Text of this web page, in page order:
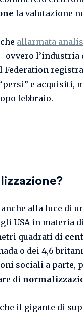
la valutazione
allarmata
ovvero l’industria
Federation
e acquisiti,
febbraio.
alla luce di
USA in materia
quadrati di
o dei 4,6
sociali a parte,
di
il gigante di